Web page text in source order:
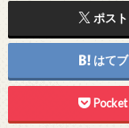
ポスト
はてブ
Pocket